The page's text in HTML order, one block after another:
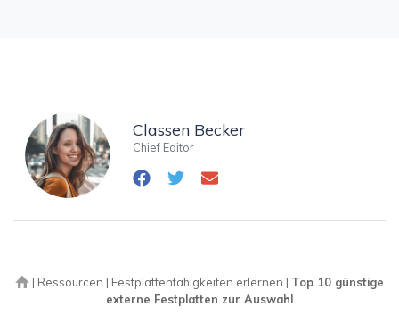
Classen Becker
Chief Editor
| Ressourcen | Festplattenfähigkeiten erlernen | Top 10 günstige
externe Festplatten zur Auswahl